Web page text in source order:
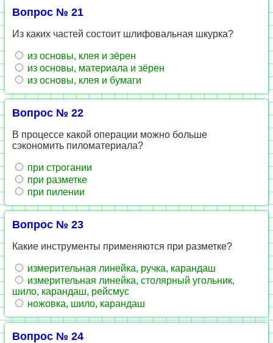
Вопрос № 21
Из каких частей состоит шлифовальная шкурка?
из основы, клея и зёрен
из основы, материала и зёрен
из основы, клея и бумаги
Вопрос № 22
В процессе какой операции можно больше
сэкономить пиломатериала?
при строгании
при разметке
при пилении
Вопрос № 23
Какие инструменты применяются при разметке?
измерительная линейка, ручка, карандаш
измерительная линейка, столярный угольник,
шило, карандаш, рейсмус
ножовка, шило, карандаш
Вопрос № 24